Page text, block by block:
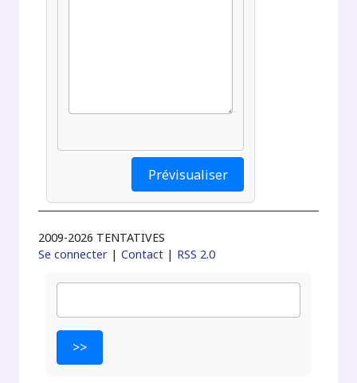
2009-2026 TENTATIVES
Se connecter |Contact | RSS 2.0